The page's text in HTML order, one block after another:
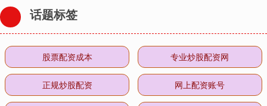
话题标签
股票配资成本 专业炒股配资网
正规炒股配资 网上配资账号